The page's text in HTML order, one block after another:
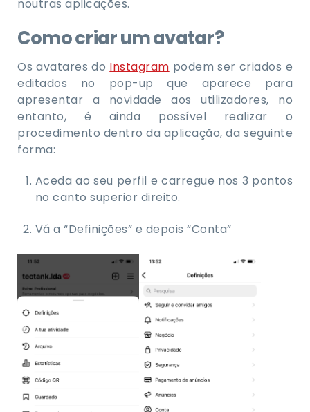
noutras aplicações.
Como criar um avatar?
Os avatares do Instagram podem ser criados e
editados no pop-up que aparece para
apresentar a novidade aos utilizadores, no
entanto, é ainda possível realizar o
procedimento dentro da aplicação, da seguinte
forma:
Aceda ao seu perfil e carregue nos 3 pontos
no canto superior direito.
Vá a “Definições” e depois “Conta”